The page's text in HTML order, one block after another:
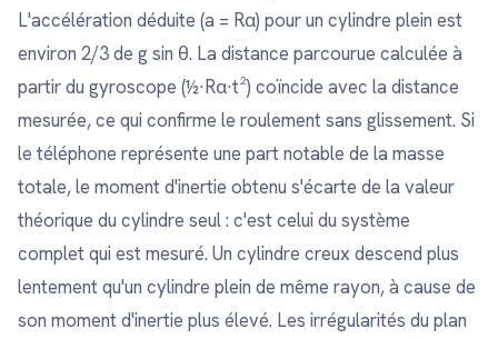
L'accélération déduite (a = Rα) pour un cylindre plein est
environ 2/3 de g sin θ. La distance parcourue calculée à
partir du gyroscope (½·Rα·t²) coïncide avec la distance
mesurée, ce qui confirme le roulement sans glissement. Si
le téléphone représente une part notable de la masse
totale, le moment d'inertie obtenu s'écarte de la valeur
théorique du cylindre seul : c'est celui du système
complet qui est mesuré. Un cylindre creux descend plus
lentement qu'un cylindre plein de même rayon, à cause de
son moment d'inertie plus élevé. Les irrégularités du plan